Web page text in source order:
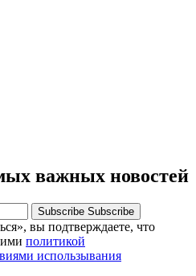
важных новостей
Subscribe Subscribe
вы подтверждаете, что
политикой
использывания